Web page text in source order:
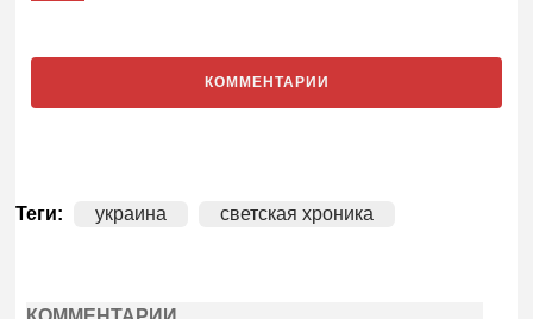
КОММЕНТАРИИ
Теги: украина светская хроника